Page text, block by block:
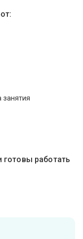
занятия
работать